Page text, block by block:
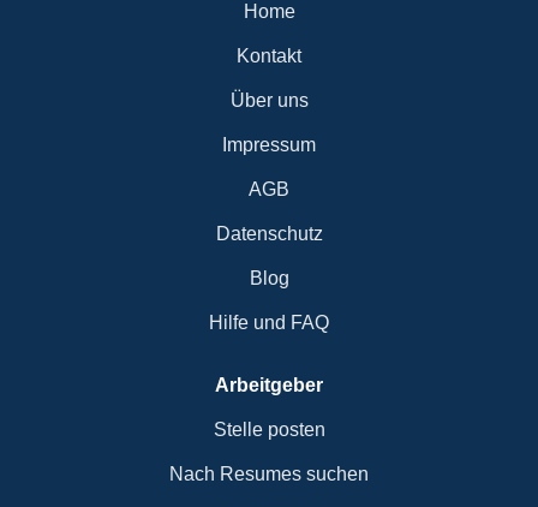
Home
Kontakt
Über uns
Impressum
AGB
Datenschutz
Blog
Hilfe und FAQ
Arbeitgeber
Stelle posten
Nach Resumes suchen